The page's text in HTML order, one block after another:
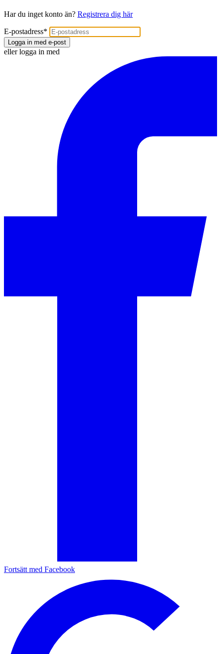
Har du inget konto än? Registrera dig här
E-postadress*
Logga in med e-post
eller logga in med
Fortsätt med Facebook